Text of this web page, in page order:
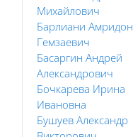
Михайлович
Барлиани Амридон
Гемзаевич
Басаргин Андрей
Александрович
Бочкарева Ирина
Ивановна
Бушуев Александр